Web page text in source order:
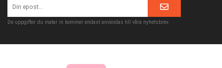
De uppgifter du matar in kommer endast användas till våra nyhetsbrev.